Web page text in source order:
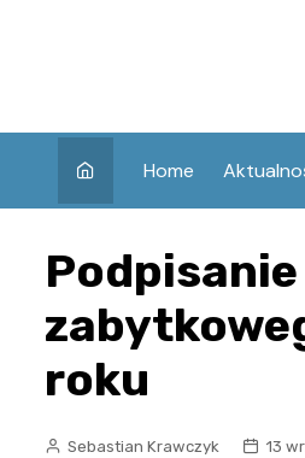
Home
roku
Sebastian Krawczyk 13